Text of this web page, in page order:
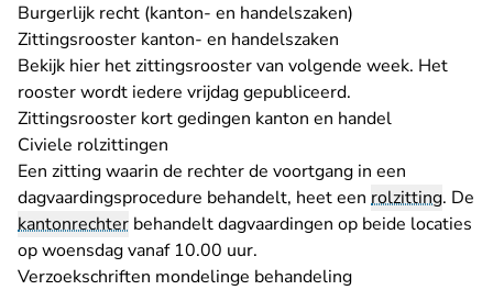
Burgerlijk recht (kanton- en handelszaken)
Zittingsrooster kanton- en handelszaken
Bekijk hier het zittingsrooster van volgende week. Het
rooster wordt iedere vrijdag gepubliceerd.
Zittingsrooster kort gedingen kanton en handel
Civiele rolzittingen
Een zitting waarin de rechter de voortgang in een
dagvaardingsprocedure behandelt, heet een rolzitting. De
kantonrechter behandelt dagvaardingen op beide locaties
op woensdag vanaf 10.00 uur.
Verzoekschriften mondelinge behandeling